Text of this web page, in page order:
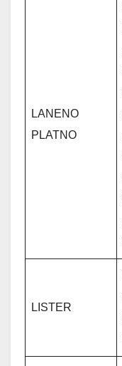
LANENO
PLATNO
LISTER